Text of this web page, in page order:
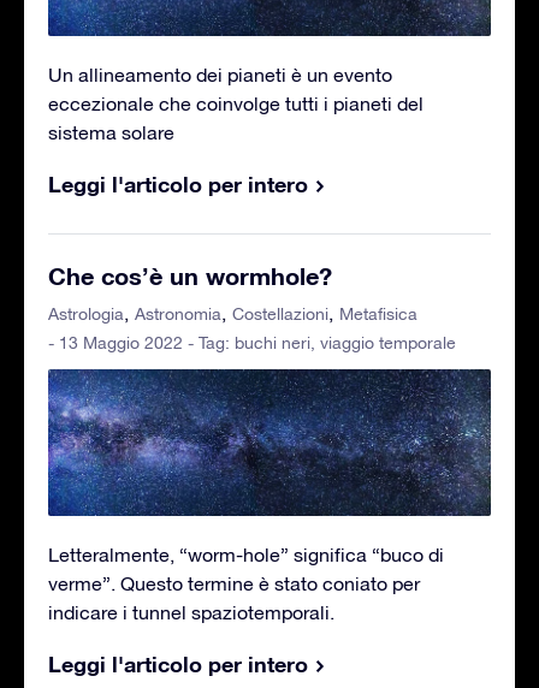
Un allineamento dei pianeti è un evento
eccezionale che coinvolge tutti i pianeti del
sistema solare
Leggi l'articolo per intero
Che cos’è un wormhole?
Astrologia Astronomia Costellazioni
Metafisica
- 13 Maggio 2022 - Tag: buchi neri viaggio temporale
Letteralmente, “worm-hole” significa “buco di
verme”. Questo termine è stato coniato per
indicare i tunnel spaziotemporali.
Leggi l'articolo per intero